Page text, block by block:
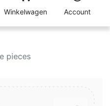
Winkelwagen Account
pieces